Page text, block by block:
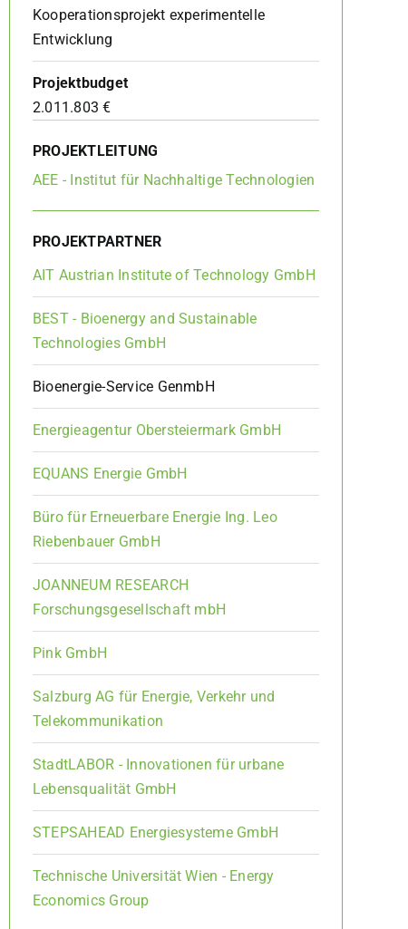
Kooperationsprojekt experimentelle
Entwicklung
Projektbudget
2.011.803 €
PROJEKTLEITUNG
AEE - Institut für Nachhaltige Technologien
PROJEKTPARTNER
AIT Austrian Institute of Technology GmbH
BEST - Bioenergy and Sustainable
Technologies GmbH
Bioenergie-Service GenmbH
Energieagentur Obersteiermark GmbH
EQUANS Energie GmbH
Büro für Erneuerbare Energie Ing. Leo
Riebenbauer GmbH
JOANNEUM RESEARCH
Forschungsgesellschaft mbH
Pink GmbH
Salzburg AG für Energie, Verkehr und
Telekommunikation
StadtLABOR - Innovationen für urbane
Lebensqualität GmbH
STEPSAHEAD Energiesysteme GmbH
Technische Universität Wien - Energy
Economics Group